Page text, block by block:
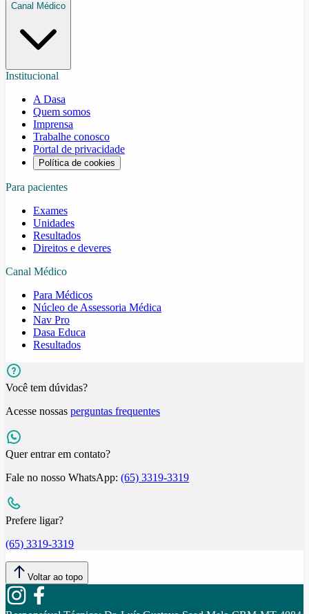
Canal Médico
Institucional
A Dasa
Quem somos
Imprensa
Trabalhe conosco
Portal de privacidade
Política de cookies
Para pacientes
Exames
Unidades
Resultados
Direitos e deveres
Canal Médico
Para Médicos
Núcleo de Assessoria Médica
Nav Pro
Dasa Educa
Resultados
Você tem dúvidas?
Acesse nossas perguntas frequentes
Quer entrar em contato?
Fale no nosso WhatsApp: (65) 3319-3319
Prefere ligar?
(65) 3319-3319
Voltar ao topo